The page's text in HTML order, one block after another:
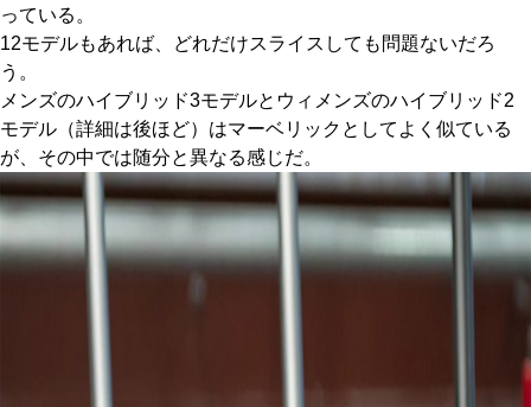
っている。
12モデルもあれば、どれだけスライスしても問題ないだろ
う。
メンズのハイブリッド3モデルとウィメンズのハイブリッド2
モデル（詳細は後ほど）はマーベリックとしてよく似ている
が、その中では随分と異なる感じだ。